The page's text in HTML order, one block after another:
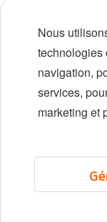
Nous
technologies
navigation,
services,
marketing et